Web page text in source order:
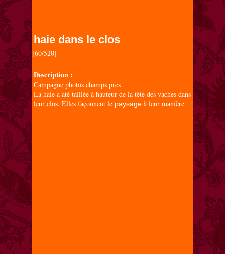
haie dans le clos
[60/520]
Description :
Campagne photos champs pres
La haie a até taillée à hauteur de la tête des vaches dans
leur clos. Elles façonnent le paysage à leur manière.